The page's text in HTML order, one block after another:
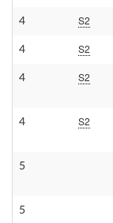
4 S2
4 S2
4 S2
4 S2
5
5